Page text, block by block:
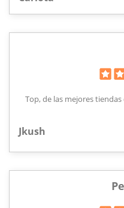
Top, de las mejores
Jkush